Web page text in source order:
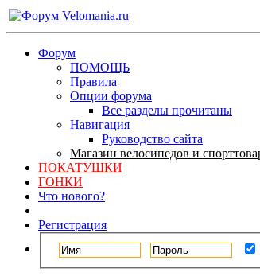
Форум
ПОМОЩЬ
Правила
Опции форума
Все разделы прочитаны
Навигация
Руководство сайта
Магазин велосипедов и
ПОКАТУШКИ
ГОНКИ
Что нового?
Регистрация